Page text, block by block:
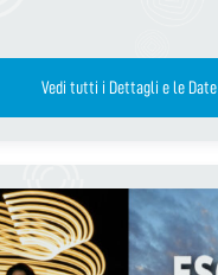
Vedi tutti i Dettagli e le Date